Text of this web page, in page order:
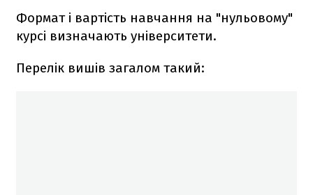
Формат і вартість навчання на "нульовому"
курсі визначають університети.
Перелік вишів загалом такий: